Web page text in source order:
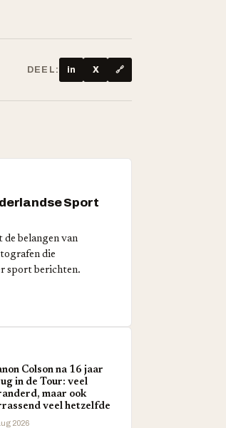
DEEL: in X 🔗
Sport
belangen van
die
sport berichten.
Colson na 16 jaar
in de Tour: veel
maar ook
veel hetzelfde
2026